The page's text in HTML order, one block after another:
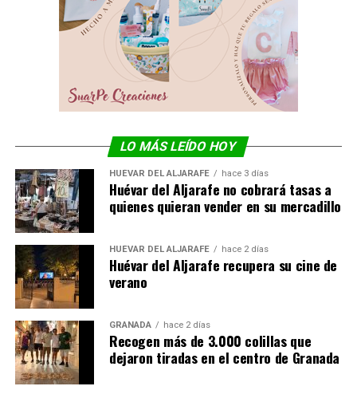
LO MÁS LEÍDO HOY
HUÉVAR DEL ALJARAFE hace 3 días
Huévar del Aljarafe no cobrará tasas a
quienes quieran vender en su mercadillo
HUÉVAR DEL ALJARAFE hace 2 días
Huévar del Aljarafe recupera su cine de
verano
GRANADA hace 2 días
Recogen más de 3.000 colillas que
dejaron tiradas en el centro de Granada